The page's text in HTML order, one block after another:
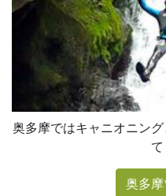
奥多摩ではキャニオニン
て
奥多